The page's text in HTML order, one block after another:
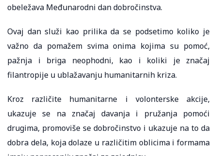
obeležava Međunarodni dan dobročinstva.
Ovaj dan služi kao prilika da se podsetimo koliko je
važno da pomažem svima onima kojima su pomoć,
pažnja i briga neophodni, kao i koliki je značaj
filantropije u ublažavanju humanitarnih kriza.
Kroz različite humanitarne i volonterske akcije,
ukazuje se na značaj davanja i pružanja pomoći
drugima, promoviše se dobročinstvo i ukazuje na to da
dobra dela, koja dolaze u različitim oblicima i formama